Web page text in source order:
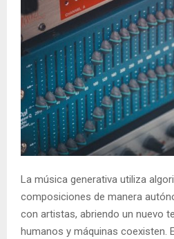
Y
E
N
ULa música generativa utiliza
composiciones de manera
con artistas, abriendo un nuevo
humanos y máquinas coexisten.